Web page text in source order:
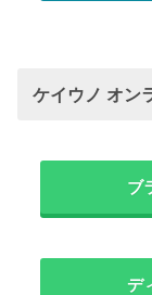
ケイウノ オン
ブ
デ